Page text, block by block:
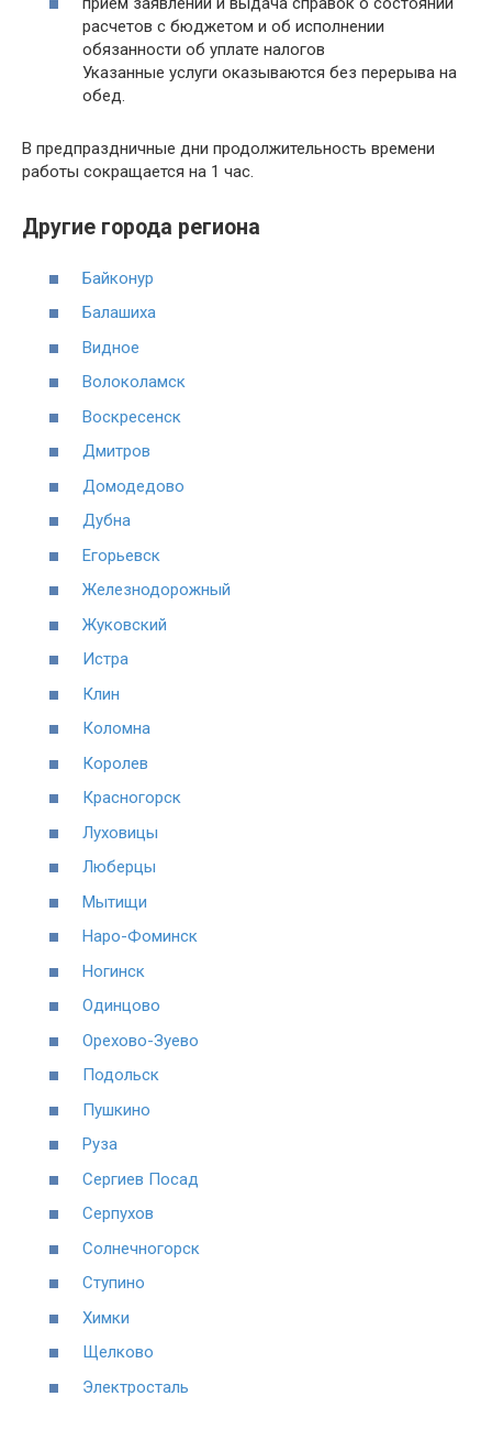
расчетов с бюджетом и об исполнении
обязанности об уплате налогов
Указанные услуги оказываются без перерыва на
обед.
В предпраздничные дни продолжительность времени
работы сокращается на 1 час.
Другие города региона
Байконур
Балашиха
Видное
Волоколамск
Воскресенск
Дмитров
Домодедово
Дубна
Егорьевск
Железнодорожный
Жуковский
Истра
Клин
Коломна
Королев
Красногорск
Луховицы
Люберцы
Мытищи
Наро-Фоминск
Ногинск
Одинцово
Орехово-Зуево
Подольск
Пушкино
Руза
Сергиев Посад
Серпухов
Солнечногорск
Ступино
Химки
Щелково
Электросталь